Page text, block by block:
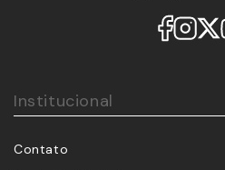
Institucional
Contato